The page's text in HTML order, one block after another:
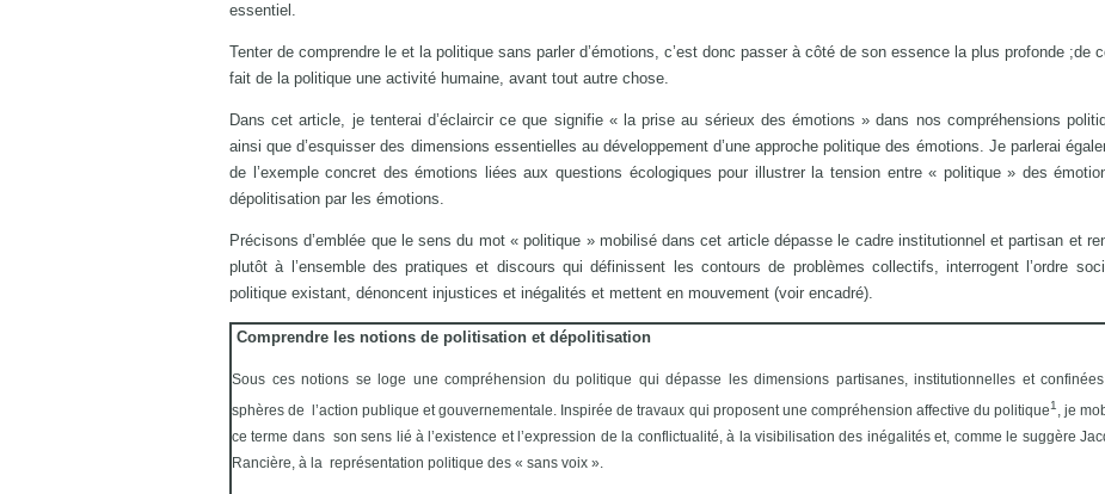
essentiel.
Tenter de comprendre le et la politique sans parler d’émotions, c’est donc passer à côté de son essence la plus profonde ;de
fait de la politique une activité humaine, avant tout autre chose.
Dans cet article, je tenterai d’éclaircir ce que signifie « la prise au sérieux des émotions » dans nos compréhensions
ainsi que d’esquisser des dimensions essentielles au développement d’une approche politique des émotions. Je parlerai
de l’exemple concret des émotions liées aux questions écologiques pour illustrer la tension entre « politique » des
dépolitisation par les émotions.
Précisons d’emblée que le sens du mot « politique » mobilisé dans cet article dépasse le cadre institutionnel et partisan et
plutôt à l’ensemble des pratiques et discours qui définissent les contours de problèmes collectifs, interrogent l’ordre
politique existant, dénoncent injustices et inégalités et mettent en mouvement (voir encadré).
Comprendre les notions de politisation et dépolitisation
Sous ces notions se loge une compréhension du politique qui dépasse les dimensions partisanes, institutionnelles et
sphères de l’action publique et gouvernementale. Inspirée de travaux qui proposent une compréhension affective du politique1, je
ce terme dans son sens lié à l’existence et l’expression de la conflictualité, à la visibilisation des inégalités et, comme le suggère
Rancière, à la représentation politique des « sans voix ».